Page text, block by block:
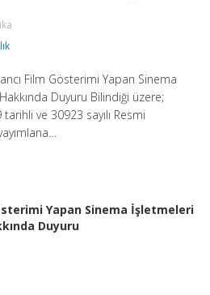
Film Gösterimi Yapan Sinema
Duyuru Bilindiği üzere;
ve 30923 sayılı Resmi
Yapan Sinema İşletmeleri
Duyuru